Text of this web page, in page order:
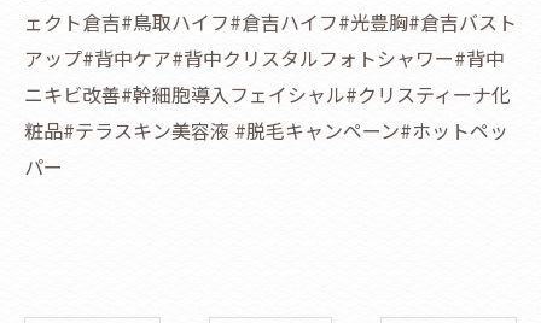
ェクト倉吉#鳥取ハイフ#倉吉ハイフ#光豊胸#倉吉バスト
アップ#背中ケア#背中クリスタルフォトシャワー#背中
ニキビ改善#幹細胞導入フェイシャル#クリスティーナ化
粧品#テラスキン美容液 #脱毛キャンペーン#ホットペッ
パー